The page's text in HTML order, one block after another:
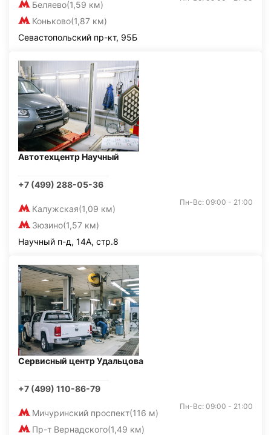
Беляево(1,59 км)
Коньково(1,87 км)
Севастопольский пр-кт, 95Б
Автотехцентр Научный
+7 (499) 288-05-36
Калужская(1,09 км)
Зюзино(1,57 км)
Пн-Вс: 09:00 - 21:00
Научный п-д, 14А, стр.8
Сервисный центр Удальцова
+7 (499) 110-86-79
Мичуринский проспект(116 м)
Пр-т Вернадского(1,49 км)
Пн-Вс: 09:00 - 21:00